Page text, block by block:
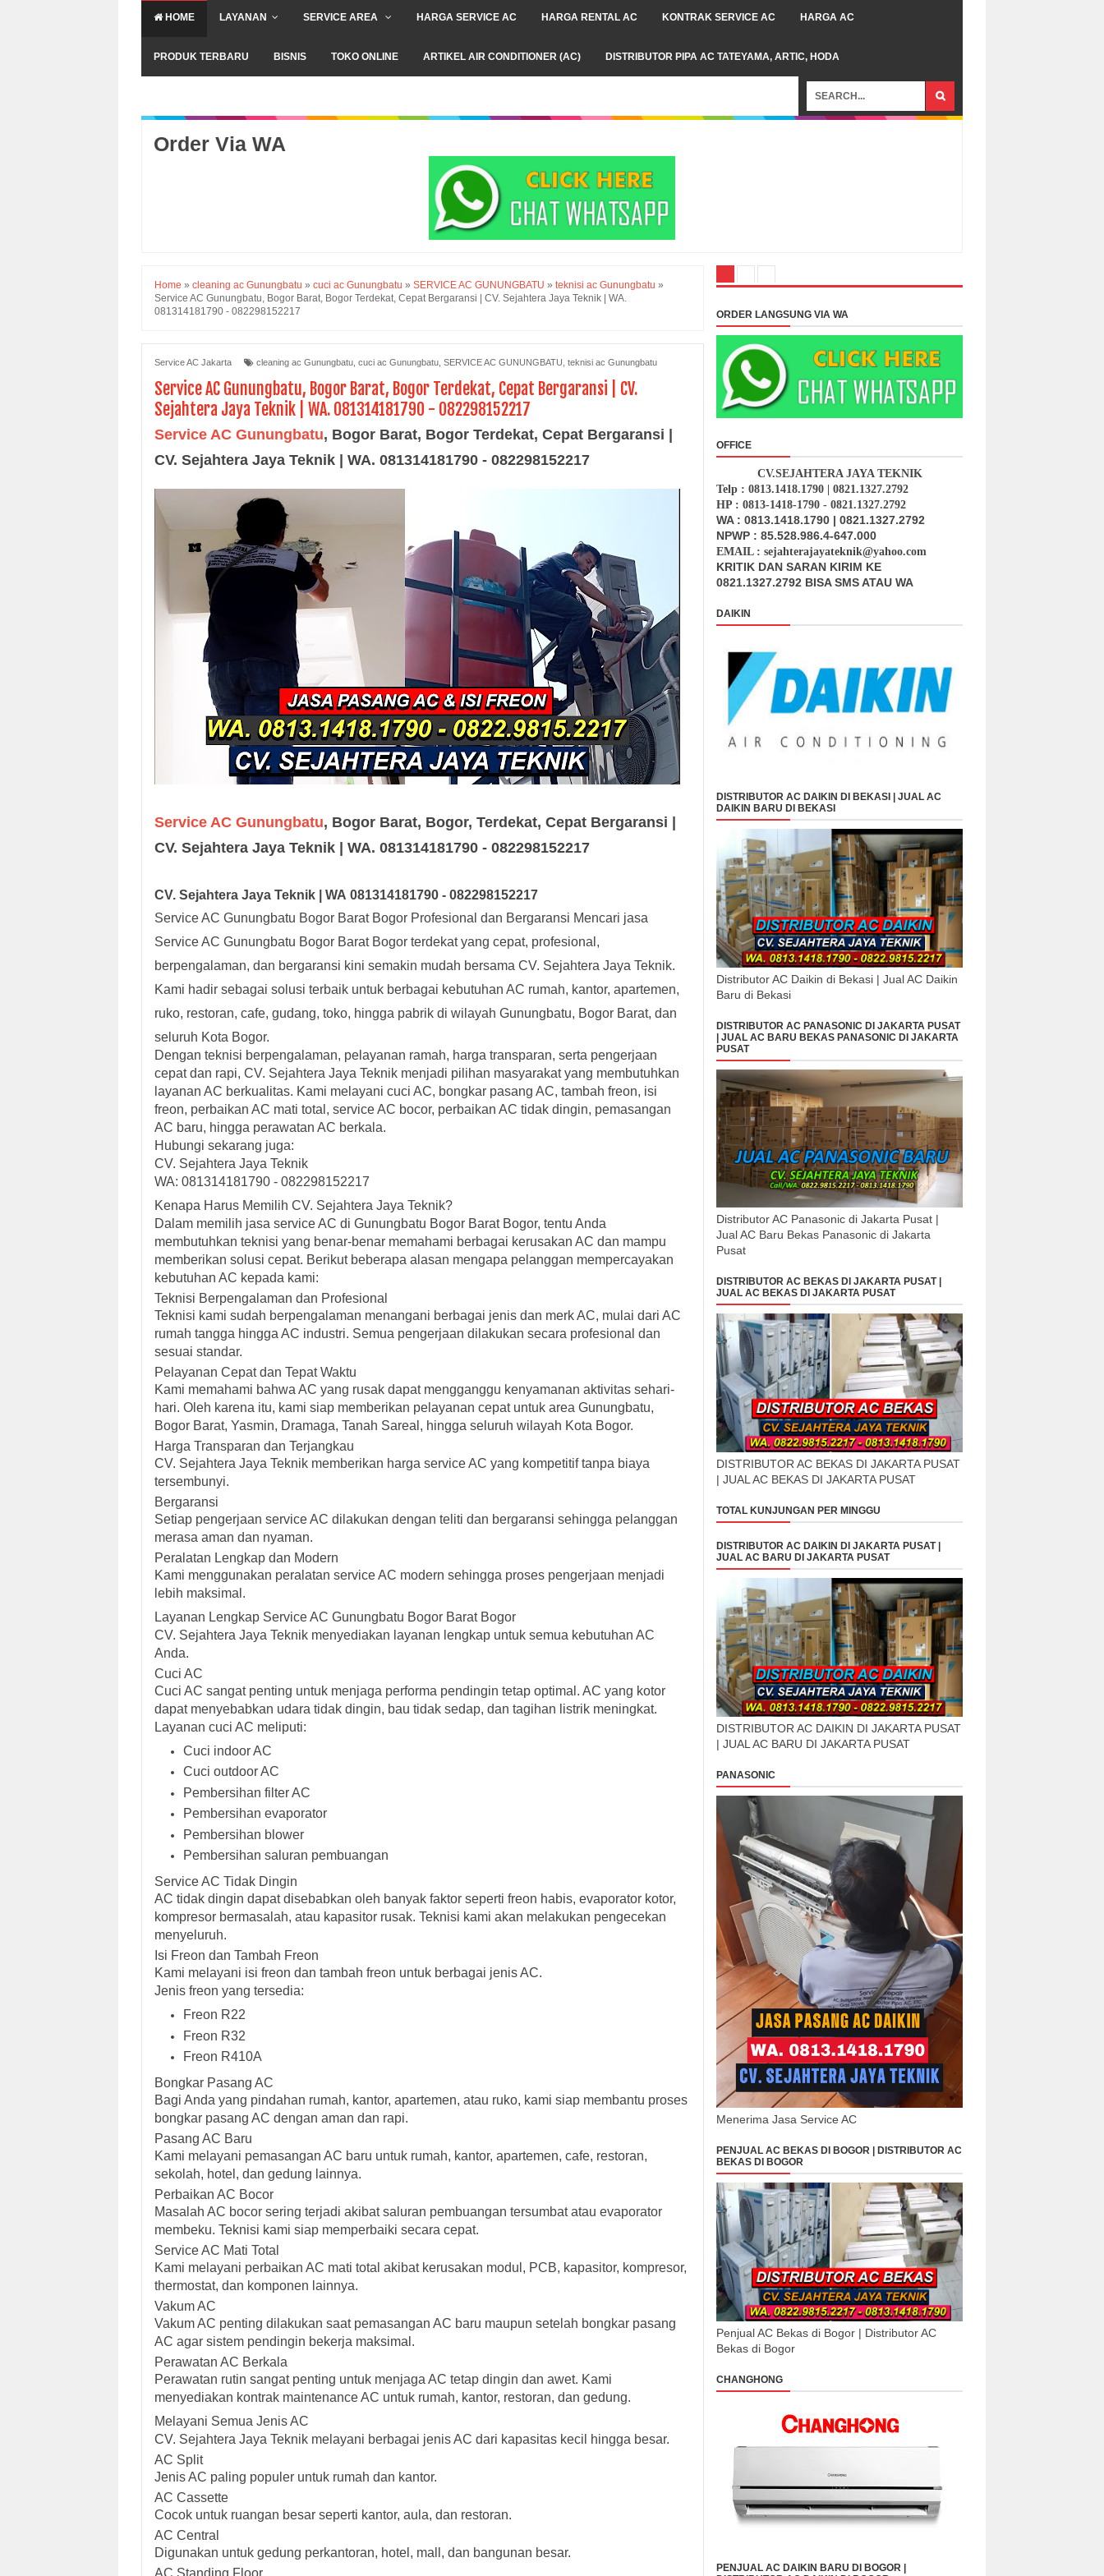
HOME LAYANAN SERVICE AREA HARGA SERVICE AC HARGA RENTAL AC KONTRAK SERVICE AC HARGA AC
PRODUK TERBARU BISNIS TOKO ONLINE ARTIKEL AIR CONDITIONER (AC) DISTRIBUTOR PIPA AC TATEYAMA, ARTIC, HODA
Order Via WA
Home » cleaning ac Gunungbatu » cuci ac Gunungbatu » SERVICE AC GUNUNGBATU » teknisi ac Gunungbatu »
Service AC Gunungbatu, Bogor Barat, Bogor Terdekat, Cepat Bergaransi | CV. Sejahtera Jaya Teknik | WA.
081314181790 - 082298152217
Service AC Jakarta cleaning ac Gunungbatu cuci ac Gunungbatu SERVICE AC GUNUNGBATU teknisi ac Gunungbatu
Service AC Gunungbatu, Bogor Barat, Bogor Terdekat, Cepat Bergaransi | CV.
Sejahtera Jaya Teknik | WA. 081314181790 - 082298152217
Service AC Gunungbatu, Bogor Barat, Bogor Terdekat, Cepat Bergaransi |
CV. Sejahtera Jaya Teknik | WA. 081314181790 - 082298152217
Service AC Gunungbatu, Bogor Barat, Bogor, Terdekat, Cepat Bergaransi |
CV. Sejahtera Jaya Teknik | WA. 081314181790 - 082298152217
CV. Sejahtera Jaya Teknik | WA 081314181790 - 082298152217
Service AC Gunungbatu Bogor Barat Bogor Profesional dan Bergaransi Mencari jasa
Service AC Gunungbatu Bogor Barat Bogor terdekat yang cepat, profesional,
berpengalaman, dan bergaransi kini semakin mudah bersama CV. Sejahtera Jaya Teknik.
Kami hadir sebagai solusi terbaik untuk berbagai kebutuhan AC rumah, kantor, apartemen,
ruko, restoran, cafe, gudang, toko, hingga pabrik di wilayah Gunungbatu, Bogor Barat, dan
seluruh Kota Bogor.
Dengan teknisi berpengalaman, pelayanan ramah, harga transparan, serta pengerjaan
cepat dan rapi, CV. Sejahtera Jaya Teknik menjadi pilihan masyarakat yang membutuhkan
layanan AC berkualitas. Kami melayani cuci AC, bongkar pasang AC, tambah freon, isi
freon, perbaikan AC mati total, service AC bocor, perbaikan AC tidak dingin, pemasangan
AC baru, hingga perawatan AC berkala.
Hubungi sekarang juga:
CV. Sejahtera Jaya Teknik
WA: 081314181790 - 082298152217
Kenapa Harus Memilih CV. Sejahtera Jaya Teknik?
Dalam memilih jasa service AC di Gunungbatu Bogor Barat Bogor, tentu Anda
membutuhkan teknisi yang benar-benar memahami berbagai kerusakan AC dan mampu
memberikan solusi cepat. Berikut beberapa alasan mengapa pelanggan mempercayakan
kebutuhan AC kepada kami:
Teknisi Berpengalaman dan Profesional
Teknisi kami sudah berpengalaman menangani berbagai jenis dan merk AC, mulai dari AC
rumah tangga hingga AC industri. Semua pengerjaan dilakukan secara profesional dan
sesuai standar.
Pelayanan Cepat dan Tepat Waktu
Kami memahami bahwa AC yang rusak dapat mengganggu kenyamanan aktivitas sehari-
hari. Oleh karena itu, kami siap memberikan pelayanan cepat untuk area Gunungbatu,
Bogor Barat, Yasmin, Dramaga, Tanah Sareal, hingga seluruh wilayah Kota Bogor.
Harga Transparan dan Terjangkau
CV. Sejahtera Jaya Teknik memberikan harga service AC yang kompetitif tanpa biaya
tersembunyi.
Bergaransi
Setiap pengerjaan service AC dilakukan dengan teliti dan bergaransi sehingga pelanggan
merasa aman dan nyaman.
Peralatan Lengkap dan Modern
Kami menggunakan peralatan service AC modern sehingga proses pengerjaan menjadi
lebih maksimal.
Layanan Lengkap Service AC Gunungbatu Bogor Barat Bogor
CV. Sejahtera Jaya Teknik menyediakan layanan lengkap untuk semua kebutuhan AC
Anda.
Cuci AC
Cuci AC sangat penting untuk menjaga performa pendingin tetap optimal. AC yang kotor
dapat menyebabkan udara tidak dingin, bau tidak sedap, dan tagihan listrik meningkat.
Layanan cuci AC meliputi:
Cuci indoor AC
Cuci outdoor AC
Pembersihan filter AC
Pembersihan evaporator
Pembersihan blower
Pembersihan saluran pembuangan
Service AC Tidak Dingin
AC tidak dingin dapat disebabkan oleh banyak faktor seperti freon habis, evaporator kotor,
kompresor bermasalah, atau kapasitor rusak. Teknisi kami akan melakukan pengecekan
menyeluruh.
Isi Freon dan Tambah Freon
Kami melayani isi freon dan tambah freon untuk berbagai jenis AC.
Jenis freon yang tersedia:
Freon R22
Freon R32
Freon R410A
Bongkar Pasang AC
Bagi Anda yang pindahan rumah, kantor, apartemen, atau ruko, kami siap membantu proses
bongkar pasang AC dengan aman dan rapi.
Pasang AC Baru
Kami melayani pemasangan AC baru untuk rumah, kantor, apartemen, cafe, restoran,
sekolah, hotel, dan gedung lainnya.
Perbaikan AC Bocor
Masalah AC bocor sering terjadi akibat saluran pembuangan tersumbat atau evaporator
membeku. Teknisi kami siap memperbaiki secara cepat.
Service AC Mati Total
Kami melayani perbaikan AC mati total akibat kerusakan modul, PCB, kapasitor, kompresor,
thermostat, dan komponen lainnya.
Vakum AC
Vakum AC penting dilakukan saat pemasangan AC baru maupun setelah bongkar pasang
AC agar sistem pendingin bekerja maksimal.
Perawatan AC Berkala
Perawatan rutin sangat penting untuk menjaga AC tetap dingin dan awet. Kami
menyediakan kontrak maintenance AC untuk rumah, kantor, restoran, dan gedung.
Melayani Semua Jenis AC
CV. Sejahtera Jaya Teknik melayani berbagai jenis AC dari kapasitas kecil hingga besar.
AC Split
Jenis AC paling populer untuk rumah dan kantor.
AC Cassette
Cocok untuk ruangan besar seperti kantor, aula, dan restoran.
AC Central
Digunakan untuk gedung perkantoran, hotel, mall, dan bangunan besar.
ORDER LANGSUNG VIA WA
OFFICE
CV.SEJAHTERA JAYA TEKNIK
Telp : 0813.1418.1790 | 0821.1327.2792
HP : 0813-1418-1790 - 0821.1327.2792
WA : 0813.1418.1790 | 0821.1327.2792
NPWP : 85.528.986.4-647.000
EMAIL : sejahterajayateknik@yahoo.com
KRITIK DAN SARAN KIRIM KE
0821.1327.2792 BISA SMS ATAU WA
DAIKIN
DISTRIBUTOR AC DAIKIN DI BEKASI | JUAL AC
DAIKIN BARU DI BEKASI
Distributor AC Daikin di Bekasi | Jual AC Daikin
Baru di Bekasi
DISTRIBUTOR AC PANASONIC DI JAKARTA PUSAT
| JUAL AC BARU BEKAS PANASONIC DI JAKARTA
PUSAT
Distributor AC Panasonic di Jakarta Pusat |
Jual AC Baru Bekas Panasonic di Jakarta
Pusat
DISTRIBUTOR AC BEKAS DI JAKARTA PUSAT |
JUAL AC BEKAS DI JAKARTA PUSAT
DISTRIBUTOR AC BEKAS DI JAKARTA PUSAT
| JUAL AC BEKAS DI JAKARTA PUSAT
TOTAL KUNJUNGAN PER MINGGU
DISTRIBUTOR AC DAIKIN DI JAKARTA PUSAT |
JUAL AC BARU DI JAKARTA PUSAT
DISTRIBUTOR AC DAIKIN DI JAKARTA PUSAT
| JUAL AC BARU DI JAKARTA PUSAT
PANASONIC
Menerima Jasa Service AC
PENJUAL AC BEKAS DI BOGOR | DISTRIBUTOR AC
BEKAS DI BOGOR
Penjual AC Bekas di Bogor | Distributor AC
Bekas di Bogor
CHANGHONG
PENJUAL AC DAIKIN BARU DI BOGOR |